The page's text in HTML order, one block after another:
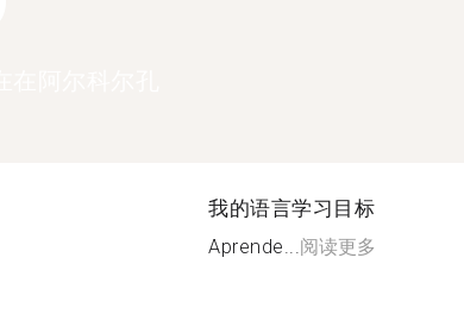
我的语言学习目标
Aprende... 阅读更多